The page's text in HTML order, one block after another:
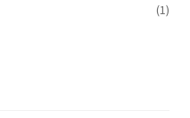
(1)